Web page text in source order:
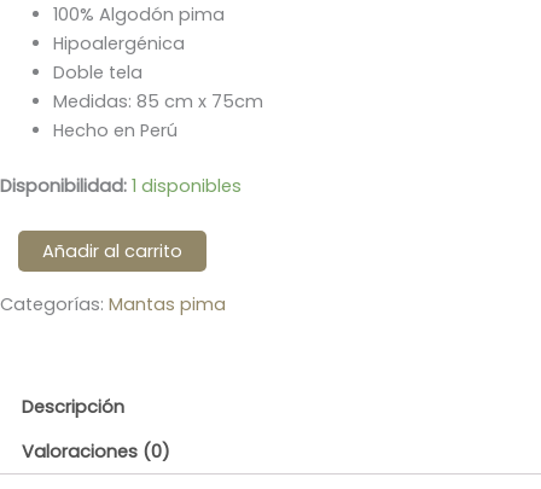
100% Algodón pima
Hipoalergénica
Doble tela
Medidas: 85 cm x 75cm
Hecho en Perú
Disponibilidad: 1 disponibles
MANTA
PIMA
«SOBRE
RUEDAS
Añadir al carrito
Categorías: Mantas pima
Descripción
Valoraciones (0)